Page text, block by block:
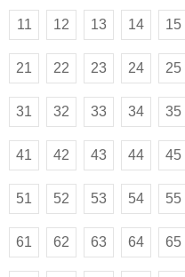
11 12 13 14 15
21 22 23 24 25
31 32 33 34 35
41 42 43 44 45
51 52 53 54 55
61 62 63 64 65